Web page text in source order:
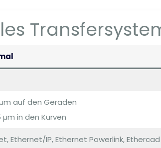
auf den Geraden
in den Kurven
Ethernet/IP, Ethernet Powerlink, Ethercad